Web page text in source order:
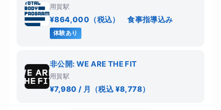
用賀駅
¥864,000（税込） 食事指導込み
体験あり
非公開: WE ARE THE FIT
用賀駅
¥7,980 / 月（税込 ¥8,778）